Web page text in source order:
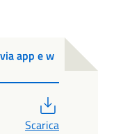
app e w
Scarica